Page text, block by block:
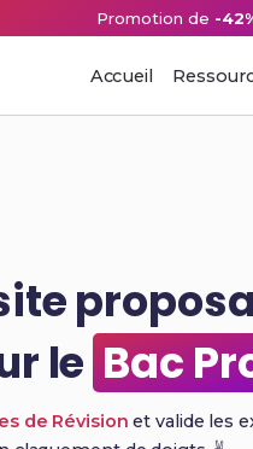
Promotion de -
Accueil
leBac
de Révision et valide les